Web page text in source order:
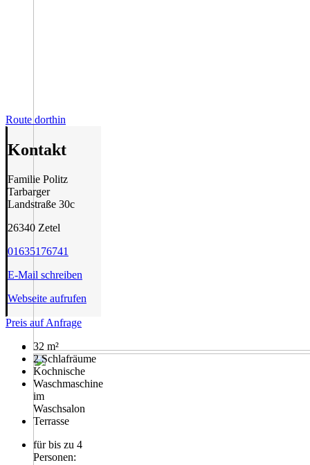
Route dorthin
Kontakt
Familie Politz
Tarbarger
Landstraße 30c
26340 Zetel
01635176741
E-Mail schreiben
Webseite aufrufen
Preis auf Anfrage
32 m²
2 Schlafräume
Kochnische
Waschmaschine
im
Waschsalon
Terrasse
für bis zu 4
Personen: